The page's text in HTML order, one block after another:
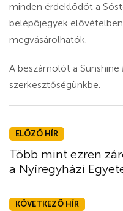
minden érdeklődőt a
belépőjegyek elővételben
megvásárolhatók.
A beszámolót a
szerkesztőségünkbe.
ELŐZŐ HÍR
Több mint ezren
a Nyíregyházi
KÖVETKEZŐ HÍR